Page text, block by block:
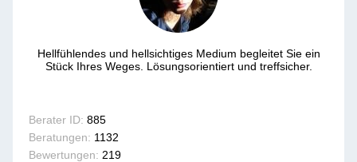
Hellfühlendes und hellsichtiges Medium begleitet Sie ein
Stück Ihres Weges. Lösungsorientiert und treffsicher.
Berater ID: 885
Beratungen: 1132
Bewertungen: 219